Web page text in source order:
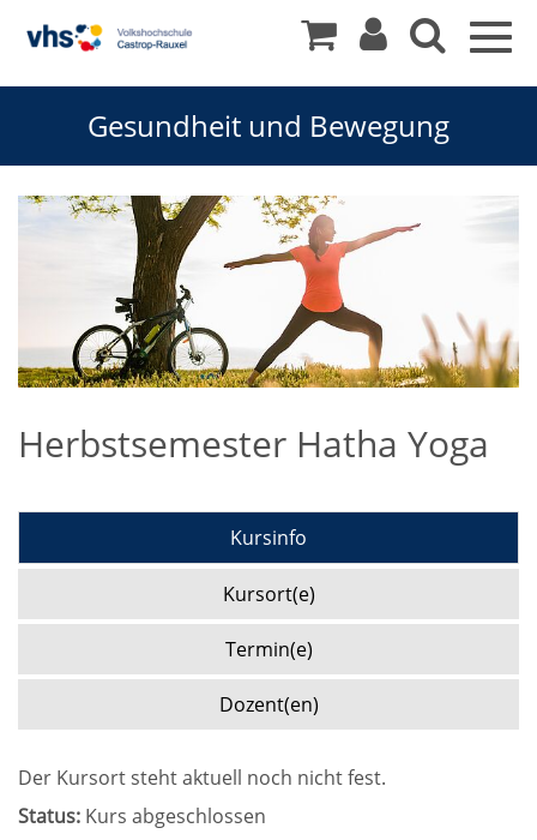
Gesundheit und Bewegung
Herbstsemester Hatha Yoga
Kursinfo
Kursort(e)
Termin(e)
Dozent(en)
Der Kursort steht aktuell noch nicht fest.
Status: Kurs abgeschlossen